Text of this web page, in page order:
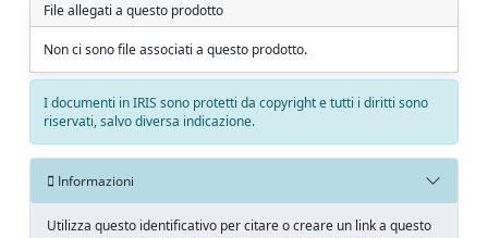
File allegati a questo prodotto
Non ci sono file associati a questo prodotto.
I documenti in IRIS sono protetti da copyright e tutti i diritti sono
riservati, salvo diversa indicazione.
Informazioni
Utilizza questo identificativo per citare o creare un link a questo